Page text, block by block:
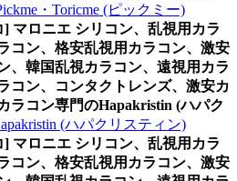
・Toricme (ピックミー)
マロニエ シリコン、乱視用カラ
コン、格安乱視用カラコン、激安
、韓国乱視カラコン、遠視用カラ
コン、コンタクトレンズ、激安カ
ラコン専門のHapakristin (ハパク
(ハパクリスティン)
マロニエ シリコン、乱視用カラ
コン、格安乱視用カラコン、激安